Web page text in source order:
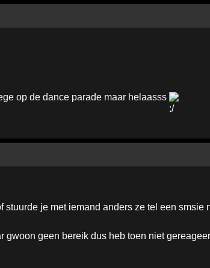
op de dance parade maar helaasss
stuurde je met iemand anders ze tel een smsie
gwoon geen bereik dus heb toen niet